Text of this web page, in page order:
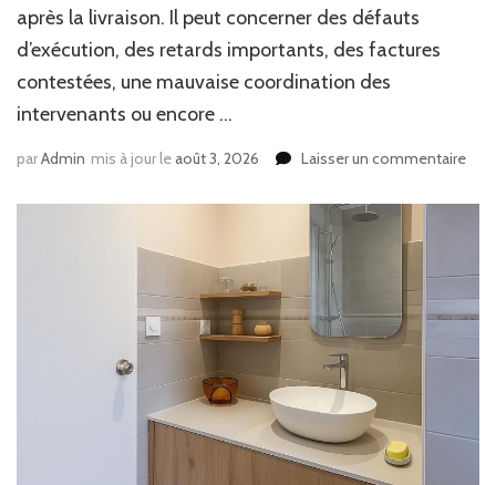
après la livraison. Il peut concerner des défauts
d’exécution, des retards importants, des factures
contestées, une mauvaise coordination des
intervenants ou encore …
parAdmin mis à jour leaoût 3, 2026 Laisser un commentairesur
agir
cas
de
litige
à
il